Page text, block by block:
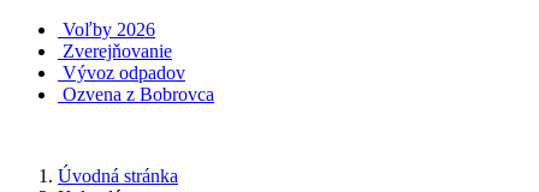
Voľby 2026
Zverejňovanie
Vývoz odpadov
Ozvena z Bobrovca
Úvodná stránka